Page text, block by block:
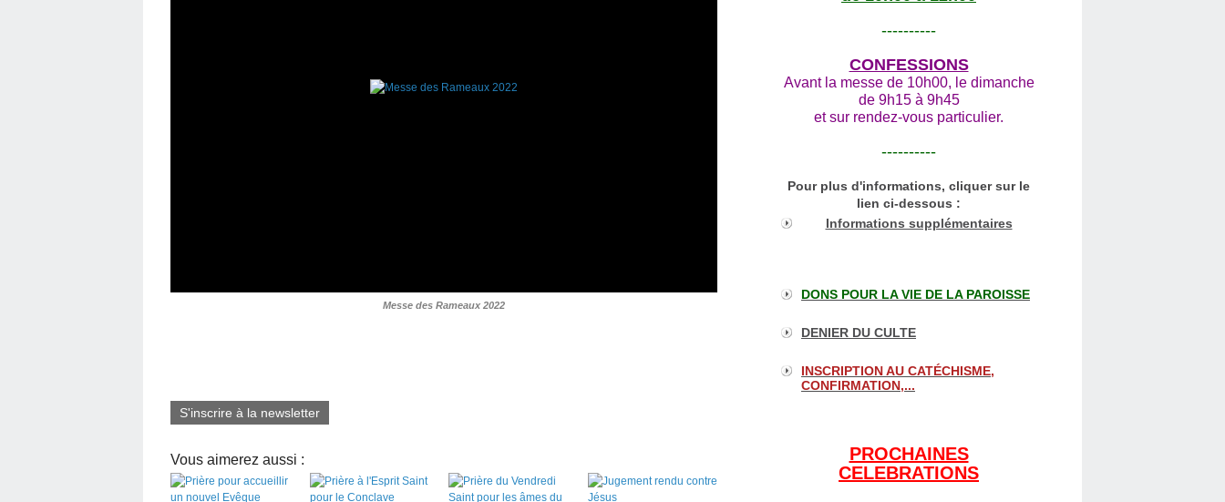
Messe des Rameaux 2022
S'inscrire à la newsletter
Vous aimerez aussi :
----------
CONFESSIONS
Avant la messe de 10h00, le dimanche
de 9h15 à 9h45
et sur rendez-vous particulier.
----------
Pour plus d'informations, cliquer sur le
lien ci-dessous :
Informations supplémentaires
DONS POUR LA VIE DE LA PAROISSE
DENIER DU CULTE
INSCRIPTION AU CATÉCHISME,
CONFIRMATION,...
PROCHAINES
CELEBRATIONS